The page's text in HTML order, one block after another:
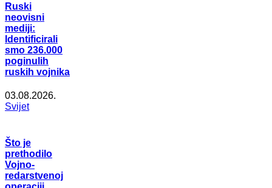
Ruski
neovisni
mediji:
Identificirali
smo 236.000
poginulih
ruskih vojnika
03.08.2026.
Svijet
Što je
prethodilo
Vojno-
redarstvenoj